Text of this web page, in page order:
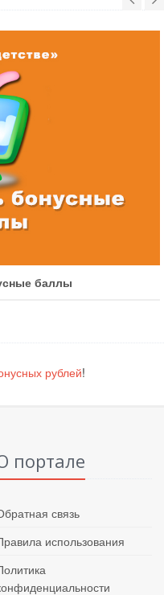
баллы
рублей!
портале
связь
использования